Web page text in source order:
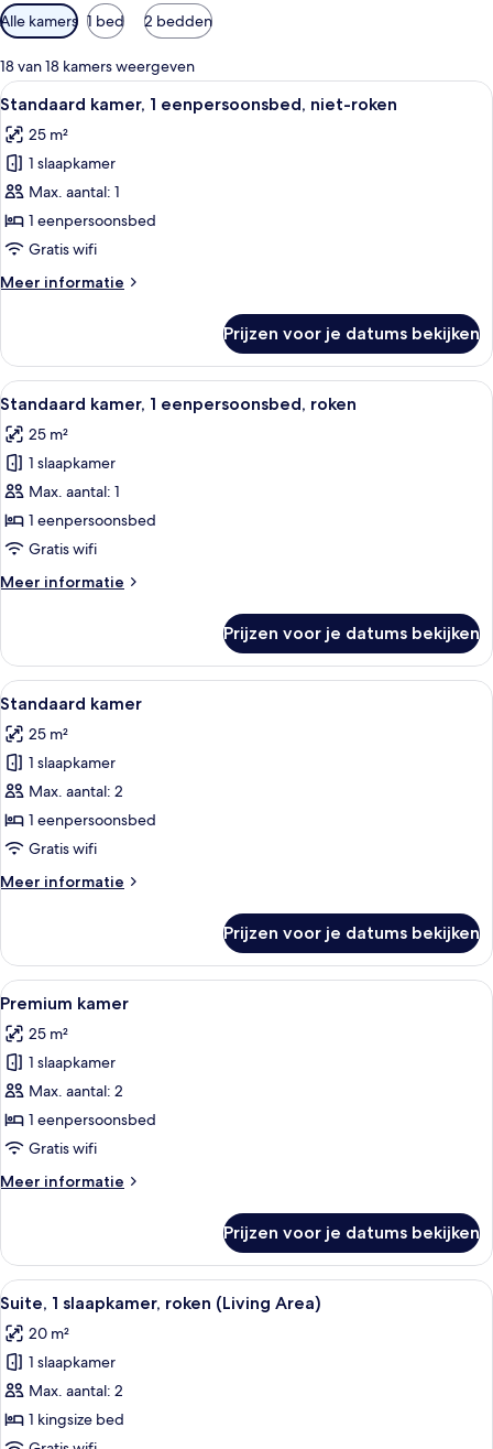
Beschikbare
filters
voor
kamers
Alle kamers 1 bed 2 bedden
18 van 18 kamers weergeven
Alle
foto's
voor
Standaard
kamer,
1
eenpersoonsbed,
roken
Luxe beddengoed, donzen
13
Standaard kamer, 1 eenpersoonsbed, niet-roken
25 m²
1 slaapkamer
Max. aantal: 1
1 eenpersoonsbed
Gratis wifi
Meer informatie
Meer
kamer,
eenpersoonsbed,
roken
Prijzen voor je datums bekijken
Alle
foto's
voor
Standaard
kamer,
1
eenpersoonsbed,
laden
Luxe beddengoed, donzen
16
Standaard kamer, 1 eenpersoonsbed, roken
25 m²
1 slaapkamer
Max. aantal: 1
1 eenpersoonsbed
Gratis wifi
Meer informatie
Meer
kamer,
eenpersoonsbed,
Prijzen voor je datums bekijken
Alle
foto's
voor
Standaard
kamer
laden
Luxe beddengoed, donzen
18
Standaard kamer
25 m²
1 slaapkamer
Max. aantal: 2
1 eenpersoonsbed
Gratis wifi
Meer informatie
Meer
kamer
Prijzen voor je datums bekijken
Alle
foto's
voor
Premium
kamer
laden
Hotelkamer met twee bedden, een
27
Premium kamer
25 m²
1 slaapkamer
Max. aantal: 2
1 eenpersoonsbed
Gratis wifi
Meer informatie
Meer
kamer
Prijzen voor je datums bekijken
Alle
foto's
voor
Suite,
1
slaapkamer,
roken
Een moderne badkamer met een
15
Suite, 1 slaapkamer, roken (Living Area)
20 m²
1 slaapkamer
Max. aantal: 2
1 kingsize bed